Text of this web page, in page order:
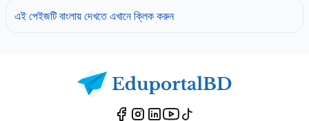
এই পেইজটি বাংলায় দেখতে এখানে ক্লিক করুন